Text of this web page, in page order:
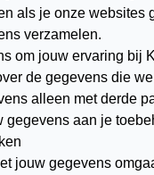
als je onze websites
verzamelen.
om jouw ervaring bij
de gegevens die
alleen met derde
gegevens aan je
jouw gegevens